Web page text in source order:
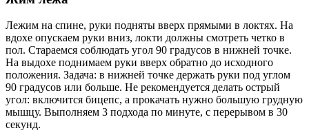
Лежим на спине, руки подняты вверх прямыми в локтях. На
вдохе опускаем руки вниз, локти должны смотреть четко в
пол. Стараемся соблюдать угол 90 градусов в нижней точке.
На выдохе поднимаем руки вверх обратно до исходного
положения. Задача: в нижней точке держать руки под углом
90 градусов или больше. Не рекомендуется делать острый
угол: включится бицепс, а прокачать нужно большую грудную
мышцу. Выполняем 3 подхода по минуте, с перерывом в 30
секунд.